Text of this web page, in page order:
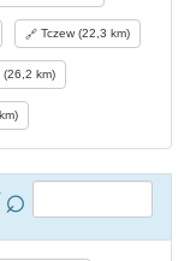
Tczew (22,3 km)
(26,2 km)